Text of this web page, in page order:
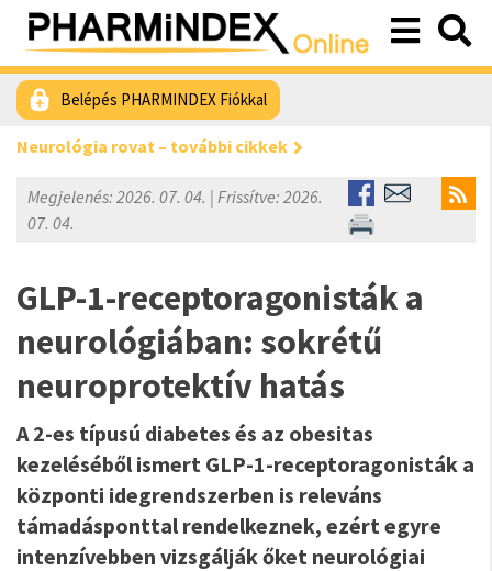
Belépés PHARMINDEX Fiókkal
Neurológia rovat – további cikkek
Megjelenés: 2026. 07. 04. | Frissítve: 2026.
07. 04.
GLP-1-receptoragonisták a
neurológiában: sokrétű
neuroprotektív hatás
A 2-es típusú diabetes és az obesitas
kezeléséből ismert GLP-1-receptoragonisták a
központi idegrendszerben is releváns
támadásponttal rendelkeznek, ezért egyre
intenzívebben vizsgálják őket neurológiai